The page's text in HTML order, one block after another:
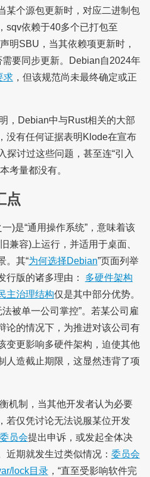
某个源包更新时，对应二进制包
sqv依赖于40多个已打包至
明SBU，当其依赖项更新时，
要同步更新。Debian自2024年
求，但该规范尚未最终确定或正
，Debian中与Rust相关的大部
没有任何证据表明Klode在宣布
探讨过这些问题，甚至连“引入
考量都没有。
点
)是“通用操作系统”，意味着该
兼容)上运行，并适用于桌面、
。其“为何选择Debian”页面列举
行版的诸多理由： 多硬件架构
主治理结构仅是其中部分优势。
被单一公司掌控”。若某公司雇
论的情况下，为推进对该公司有
变更影响多硬件架构，迫使其他
人造截止期限，这显然违背了项
机制，当其他开发者认为必要
若仅凭讨论无法说服某位开发
员会提出申诉，或发起全体决
近期就发生过类似情况： 委员会
lock目录，“直至受影响软件完